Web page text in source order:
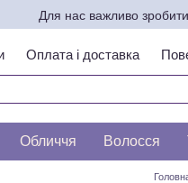
Для нас важливо
Оплата і доставка
шкіри по ЛЕСЛІ БАУМАНН
Обличчя Волосся